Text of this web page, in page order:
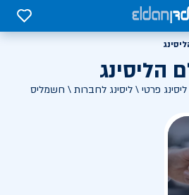
0
הליסינג
פרטי \ ליסינג לחברות \ חשמליס